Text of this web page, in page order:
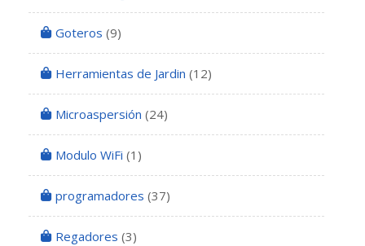
Goteros (9)
Herramientas de Jardin (12)
Microaspersión (24)
Modulo WiFi (1)
programadores (37)
Regadores (3)